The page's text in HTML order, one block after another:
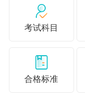
考试科目
合格标准